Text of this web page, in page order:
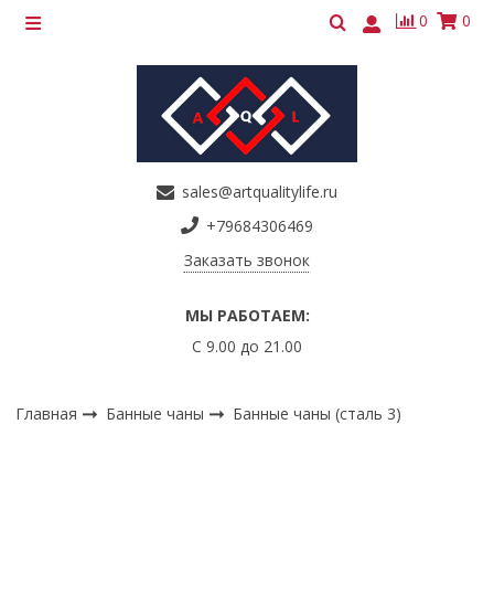
0 0
МЫ РАБОТАЕМ:
С 9.00 до 21.00
sales@artqualitylife.ru
+79684306469
Заказать звонок
Главная Банные чаны Банные чаны (сталь 3)